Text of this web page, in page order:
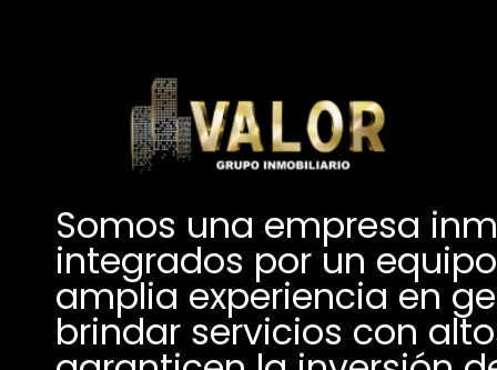
Somos una empresa
integrados por un
amplia experiencia en
brindar servicios con